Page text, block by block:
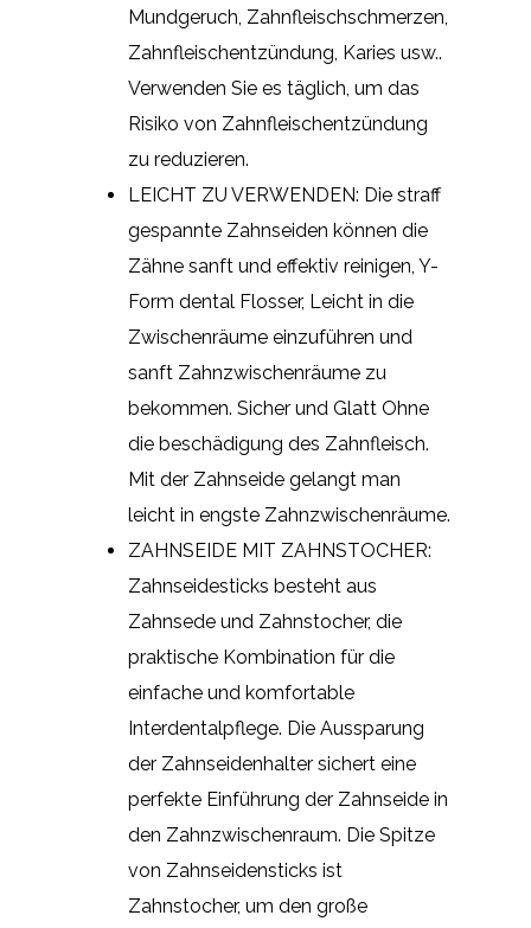
Mundgeruch, Zahnfleischschmerzen,
Zahnfleischentzündung, Karies usw..
Verwenden Sie es täglich, um das
Risiko von Zahnfleischentzündung
zu reduzieren.
LEICHT ZU VERWENDEN: Die straff
gespannte Zahnseiden können die
Zähne sanft und effektiv reinigen, Y-
Form dental Flosser, Leicht in die
Zwischenräume einzuführen und
sanft Zahnzwischenräume zu
bekommen. Sicher und Glatt Ohne
die beschädigung des Zahnfleisch.
Mit der Zahnseide gelangt man
leicht in engste Zahnzwischenräume.
ZAHNSEIDE MIT ZAHNSTOCHER:
Zahnseidesticks besteht aus
Zahnsede und Zahnstocher, die
praktische Kombination für die
einfache und komfortable
Interdentalpflege. Die Aussparung
der Zahnseidenhalter sichert eine
perfekte Einführung der Zahnseide in
den Zahnzwischenraum. Die Spitze
von Zahnseidensticks ist
Zahnstocher, um den große